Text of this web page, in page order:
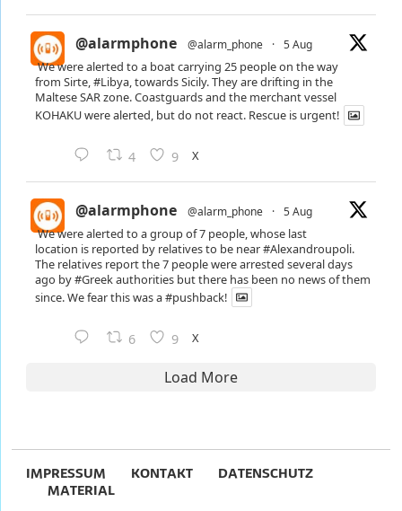
@alarmphone @alarm_phone · 5 Aug
We were alerted to a boat carrying 25 people on the way
from Sirte,#Libya, towards Sicily. They are drifting in the
Maltese SAR zone. Coastguards and the merchant vessel
KOHAKU were alerted, but do not react. Rescue is urgent!
4 9 X
@alarmphone @alarm_phone · 5 Aug
We were alerted to a group of 7 people, whose last
location is reported by relatives to be near#Alexandroupoli.
The relatives report the 7 people were arrested several days
ago by#Greekauthorities but there has been no news of them
since. We fear this was a#pushback!
6 9 X
Load More
IMPRESSUM KONTAKT
DATENSCHUTZ
MATERIAL